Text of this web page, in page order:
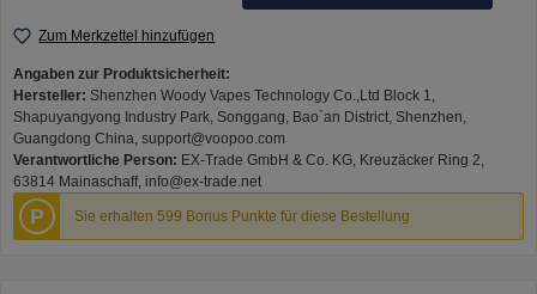
Zum Merkzettel hinzufügen
Angaben zur Produktsicherheit:
Hersteller: Shenzhen Woody Vapes Technology Co.,Ltd Block 1,
Shapuyangyong Industry Park, Songgang, Bao`an District, Shenzhen,
Guangdong China, support@voopoo.com
Verantwortliche Person: EX-Trade GmbH & Co. KG, Kreuzäcker Ring 2,
63814 Mainaschaff, info@ex-trade.net
P Sie erhalten 599 Bonus Punkte für diese Bestellung